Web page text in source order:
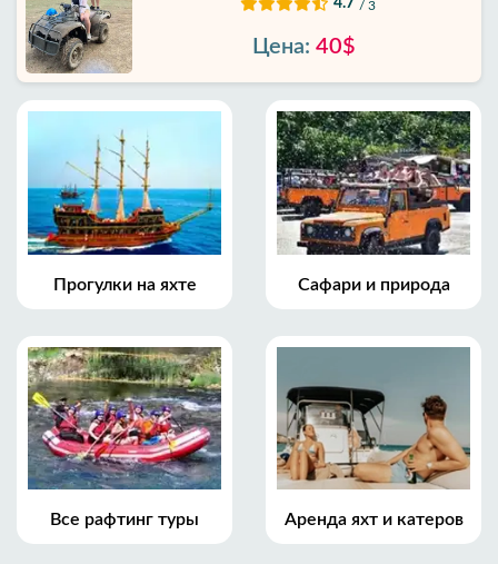
/ 3
Цена: 40$
Прогулки на яхте Сафари и природа
Все рафтинг туры Аренда яхт и катеров